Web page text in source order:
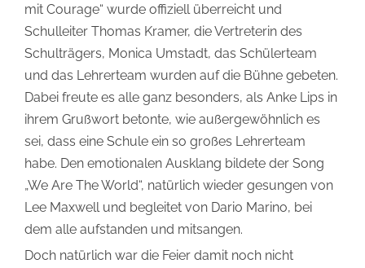
mit Courage“ wurde offiziell überreicht und
Schulleiter Thomas Kramer, die Vertreterin des
Schulträgers, Monica Umstadt, das Schülerteam
und das Lehrerteam wurden auf die Bühne gebeten.
Dabei freute es alle ganz besonders, als Anke Lips in
ihrem Grußwort betonte, wie außergewöhnlich es
sei, dass eine Schule ein so großes Lehrerteam
habe. Den emotionalen Ausklang bildete der Song
„We Are The World“, natürlich wieder gesungen von
Lee Maxwell und begleitet von Dario Marino, bei
dem alle aufstanden und mitsangen.
Doch natürlich war die Feier damit noch nicht